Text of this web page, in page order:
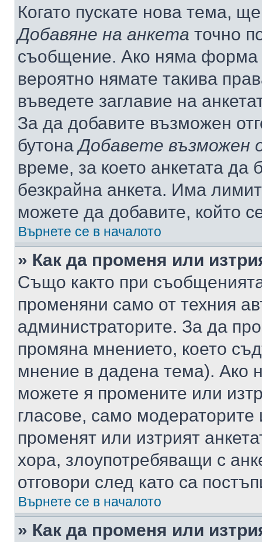
Когато пускате нова тема,
Добавяне на анкета точно
съобщение. Ако няма форма
вероятно нямате такива
въведете заглавие на
За да добавите възможен
бутонаДобавете възможен
време, за което анкетата да
безкрайна анкета. Има
можете да добавите, който
Върнете се в началото
» Как да променя или
Също както при
променяни само от техния
администраторите. За да
промяна мнението, което
мнение в дадена тема). Ако
можете я промените или
гласове, само
променят или изтрият
хора, злоупотребяващи с
отговори след като са
Върнете се в началото
» Как да променя или